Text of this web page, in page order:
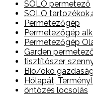
SOLO permetező
SOLO
Permetezőgép
Permetezőgép
Permetezőgép
Garden
tisztítószer,
Bio/öko
Hólapát,
öntözés locsolás